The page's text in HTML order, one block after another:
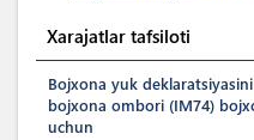
Xarajatlar tafsiloti
Bojxona yuk
bojxona ombori (IM74)
uchun